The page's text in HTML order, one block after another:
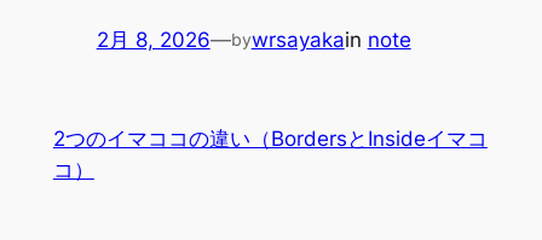
2月 8, 2026—bywrsayakain note
2つのイマココの違い（BordersとInsideイマコ
コ）